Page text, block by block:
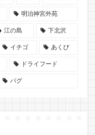
明治神宮外苑
江の島 下北沢
イチゴ あくび
ドライフード
パグ